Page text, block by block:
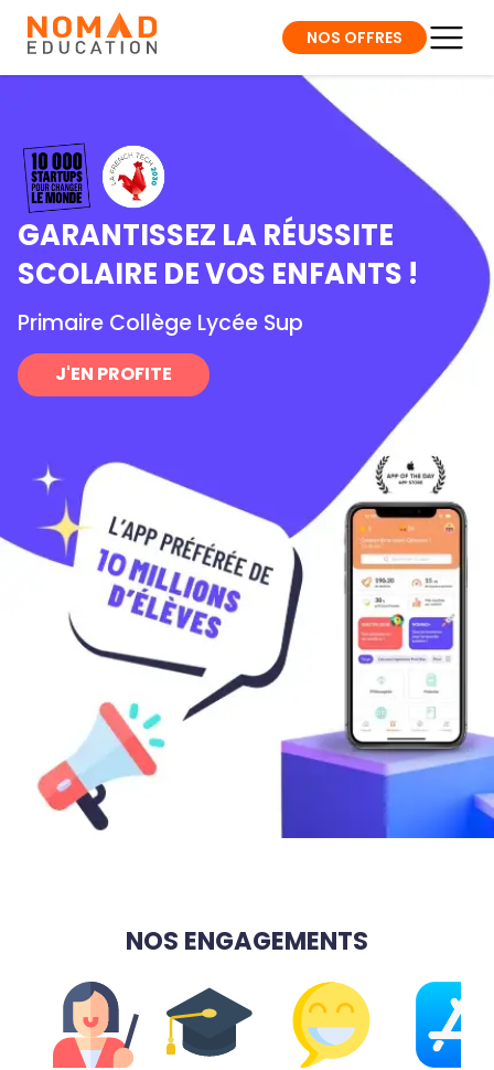
NOS OFFRES
GARANTISSEZ LA RÉUSSITE
SCOLAIRE DE VOS ENFANTS !
Primaire Collège Lycée Sup
J'EN PROFITE
NOS ENGAGEMENTS